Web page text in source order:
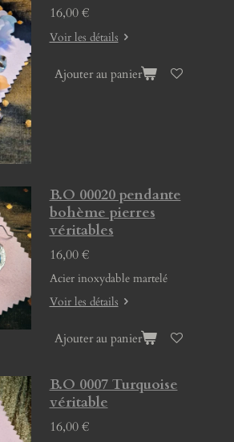
16,00 €
Voir les détails
Ajouter au panier
B.O 00020 pendante
bohème pierres
véritables
16,00 €
Acier inoxydable martelé
Voir les détails
Ajouter au panier
B.O 0007 Turquoise
véritable
16,00 €